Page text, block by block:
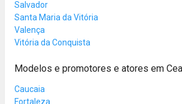
Salvador
Santa Maria da Vitória
Valença
Vitória da Conquista
Modelos e promotores e atores em
Caucaia
Fortaleza